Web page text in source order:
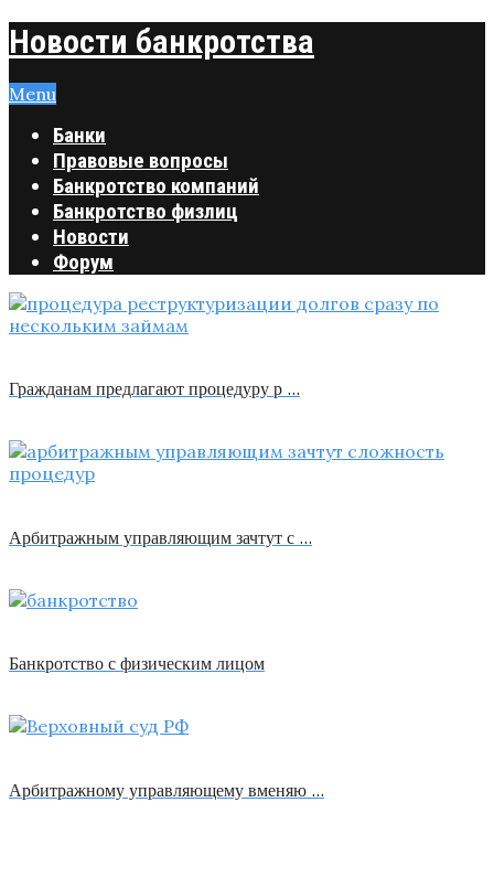
Новости банкротства
Menu
Банки
Правовые вопросы
Банкротство компаний
Банкротство физлиц
Новости
Форум
Гражданам предлагают процедуру р …
Арбитражным управляющим зачтут с …
Банкротство с физическим лицом
Арбитражному управляющему вменяю …